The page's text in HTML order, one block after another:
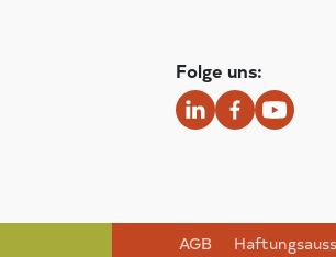
Folge uns:
AGB